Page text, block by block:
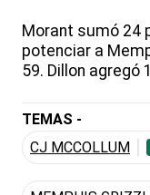
Morant sumó 24
potenciar a
59. Dillon agregó
TEMAS -
CJ MCCOLLUM